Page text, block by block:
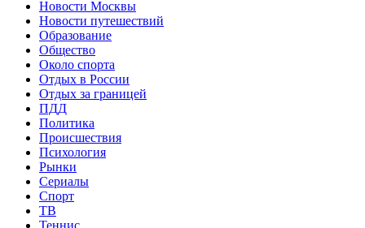
Новости Москвы
Новости путешествий
Образование
Общество
Около спорта
Отдых в России
Отдых за границей
ПДД
Политика
Происшествия
Психология
Рынки
Сериалы
Спорт
ТВ
Теннис